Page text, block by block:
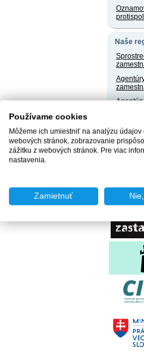
Naše
Používame cookies
Môžeme ich umiestniť na analýzu
webových stránok, zobrazovanie
zážitku z webových stránok. Pre viac
nastavenia.
Zamietnuť